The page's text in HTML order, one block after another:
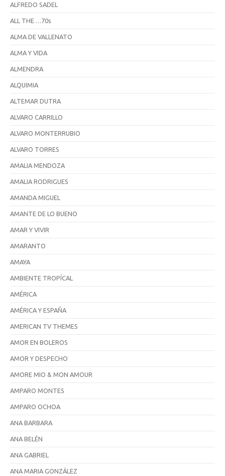
ALFREDO SADEL
ALL THE …70s
ALMA DE VALLENATO
ALMA Y VIDA
ALMENDRA
ALQUIMIA
ALTEMAR DUTRA
ALVARO CARRILLO
ALVARO MONTERRUBIO
ALVARO TORRES
AMALIA MENDOZA
AMALIA RODRIGUES
AMANDA MIGUEL
AMANTE DE LO BUENO
AMAR Y VIVIR
AMARANTO
AMAYA
AMBIENTE TROPÍCAL
AMÉRICA
AMÉRICA Y ESPAÑA
AMERICAN TV THEMES
AMOR EN BOLEROS
AMOR Y DESPECHO
AMORE MIO & MON AMOUR
AMPARO MONTES
AMPARO OCHOA
ANA BARBARA
ANA BELÉN
ANA GABRIEL
ANA MARIA GONZÁLEZ